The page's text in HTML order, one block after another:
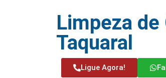
Limpeza de
Taquaral
Ligue Agora!